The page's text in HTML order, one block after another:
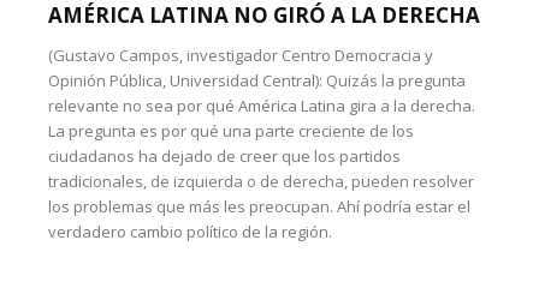
AMÉRICA LATINA NO GIRÓ A LA DERECHA
(Gustavo Campos, investigador Centro Democracia y
Opinión Pública, Universidad Central): Quizás la pregunta
relevante no sea por qué América Latina gira a la derecha.
La pregunta es por qué una parte creciente de los
ciudadanos ha dejado de creer que los partidos
tradicionales, de izquierda o de derecha, pueden resolver
los problemas que más les preocupan. Ahí podría estar el
verdadero cambio político de la región.